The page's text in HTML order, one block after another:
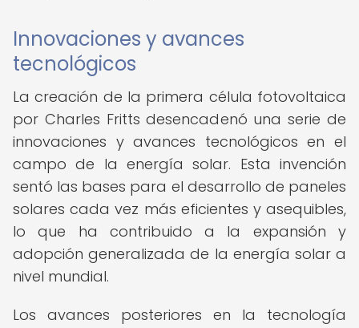
Innovaciones y avances
tecnológicos
La creación de la primera célula fotovoltaica
por Charles Fritts desencadenó una serie de
innovaciones y avances tecnológicos en el
campo de la energía solar. Esta invención
sentó las bases para el desarrollo de paneles
solares cada vez más eficientes y asequibles,
lo que ha contribuido a la expansión y
adopción generalizada de la energía solar a
nivel mundial.
Los avances posteriores en la tecnología